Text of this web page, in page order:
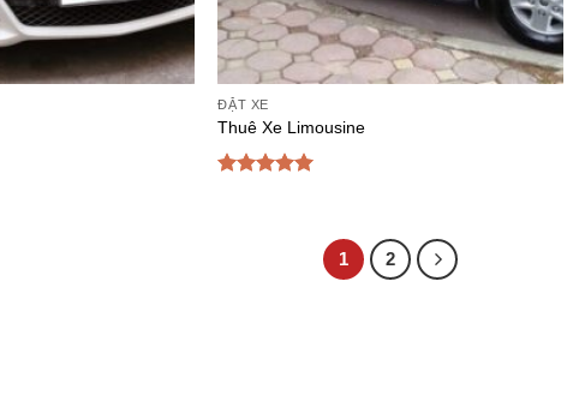
ĐẶT XE
Thuê Xe Limousine
1 2